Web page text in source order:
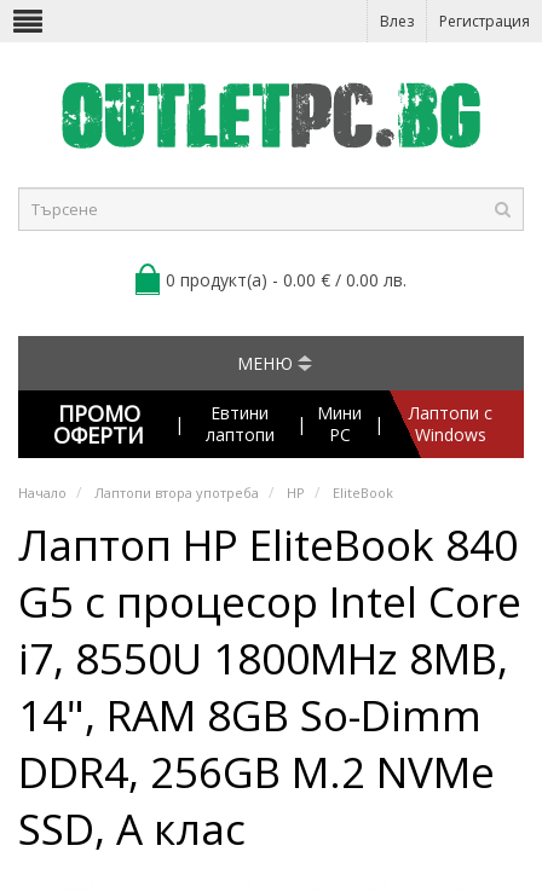
Влез Регистрация
0 продукт(а) - 0.00 € / 0.00 лв.
МЕНЮ
ПРОМО
ОФЕРТИ |
Евтини
лаптопи
|
Мини
PC
|
Лаптопи с
Windows
Начало Лаптопи втора употреба HP EliteBook
Лаптоп HP EliteBook 840
G5 с процесор Intel Core
i7, 8550U 1800MHz 8MB,
14", RAM 8GB So-Dimm
DDR4, 256GB M.2 NVMe
SSD, A клас